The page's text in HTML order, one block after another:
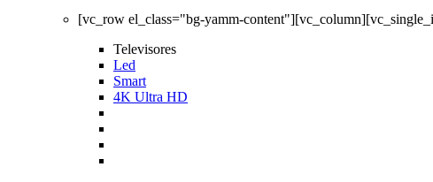
[vc_row el_class="bg-yamm-
Televisores
Led
Smart
4K Ultra HD